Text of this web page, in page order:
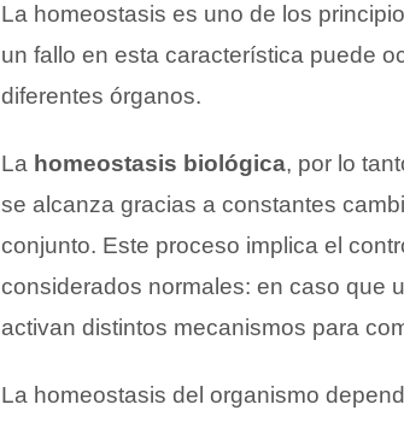
La homeostasis es uno de los
un fallo en esta característica puede
diferentes órganos.
La homeostasis biológica, por lo
se alcanza gracias a constantes
conjunto. Este proceso implica el
considerados normales: en caso que
activan distintos mecanismos para
La homeostasis del organismo